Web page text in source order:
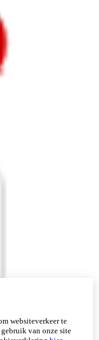
websiteverkeer te
van onze site